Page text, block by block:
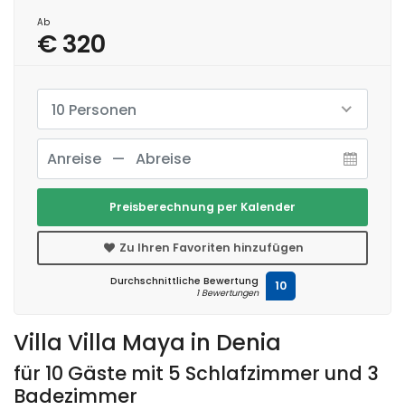
Villa Villa Maya in Denia
für 10 Gäste mit 5 Schlafzimmer und 3
Badezimmer
Ab
€ 320
10 Personen
Preisberechnung per Kalender
Zu Ihren Favoriten hinzufügen
Durchschnittliche Bewertung
1 Bewertungen 10